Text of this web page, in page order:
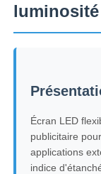
Produits
À propos de
luminosité
Écran LED
publicitaire
applications
indice